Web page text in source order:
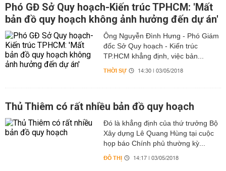
Phó GĐ Sở Quy hoạch-Kiến trúc TPHCM: 'Mất
bản đồ quy hoạch không ảnh hưởng đến dự án'
Ông Nguyễn Đình Hưng - Phó Giám
đốc Sở Quy hoạch - Kiến trúc
TP.HCM khẳng định, việc bản...
THỜI SỰ 14:30 | 03/05/2018
Thủ Thiêm có rất nhiều bản đồ quy hoạch
Đó là khẳng định của thứ trưởng Bộ
Xây dựng Lê Quang Hùng tại cuộc
họp báo Chính phủ thường kỳ...
ĐÔ THỊ 14:17 | 03/05/2018